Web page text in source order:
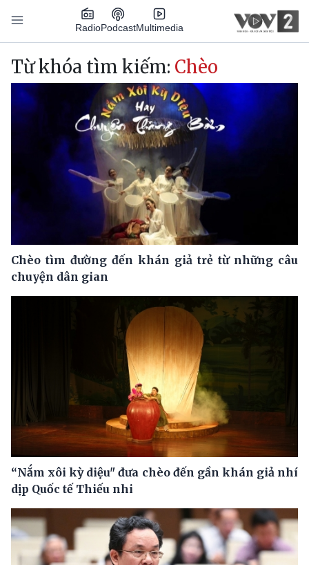
Nhảy đến nội dung
RadioPodcastMultimedia
Main navigation
Từ khóa tìm kiếm: Chèo
Chèo tìm đường đến khán giả trẻ từ những câu
chuyện dân gian
“Nắm xôi kỳ diệu" đưa chèo đến gần khán giả nhí
dịp Quốc tế Thiếu nhi